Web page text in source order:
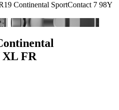
Continental SportContact 7 98Y
XL FR